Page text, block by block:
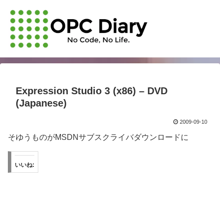
Expression Studio 3 (x86) – DVD
(Japanese)
2009-09-10
そゆうものがMSDNサブスクライバダウンロードに
いいね: